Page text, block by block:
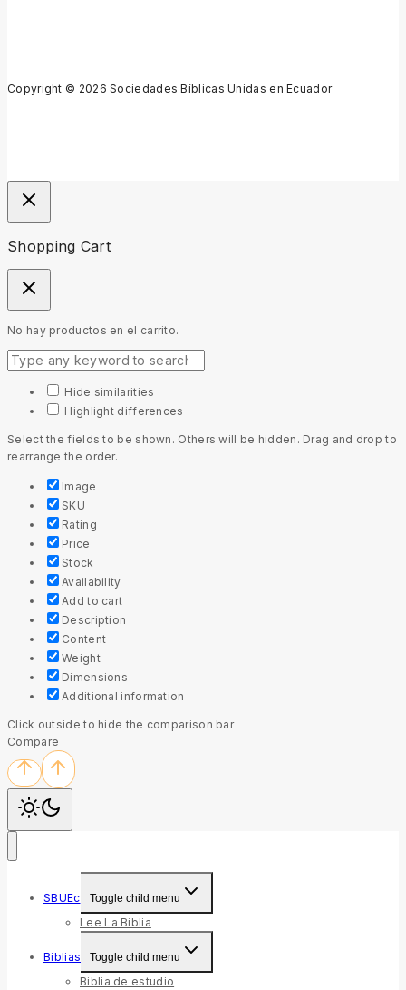
Copyright © 2026 Sociedades Bíblicas Unidas en Ecuador
Shopping Cart
No hay productos en el carrito.
Hide similarities
Highlight differences
Select the fields to be shown. Others will be hidden. Drag and drop to
rearrange the order.
Image
SKU
Rating
Price
Stock
Availability
Add to cart
Description
Content
Weight
Dimensions
Additional information
Click outside to hide the comparison bar
Compare
SBUEc Toggle child menu
Lee La Biblia
Biblias Toggle child menu
Biblia de estudio